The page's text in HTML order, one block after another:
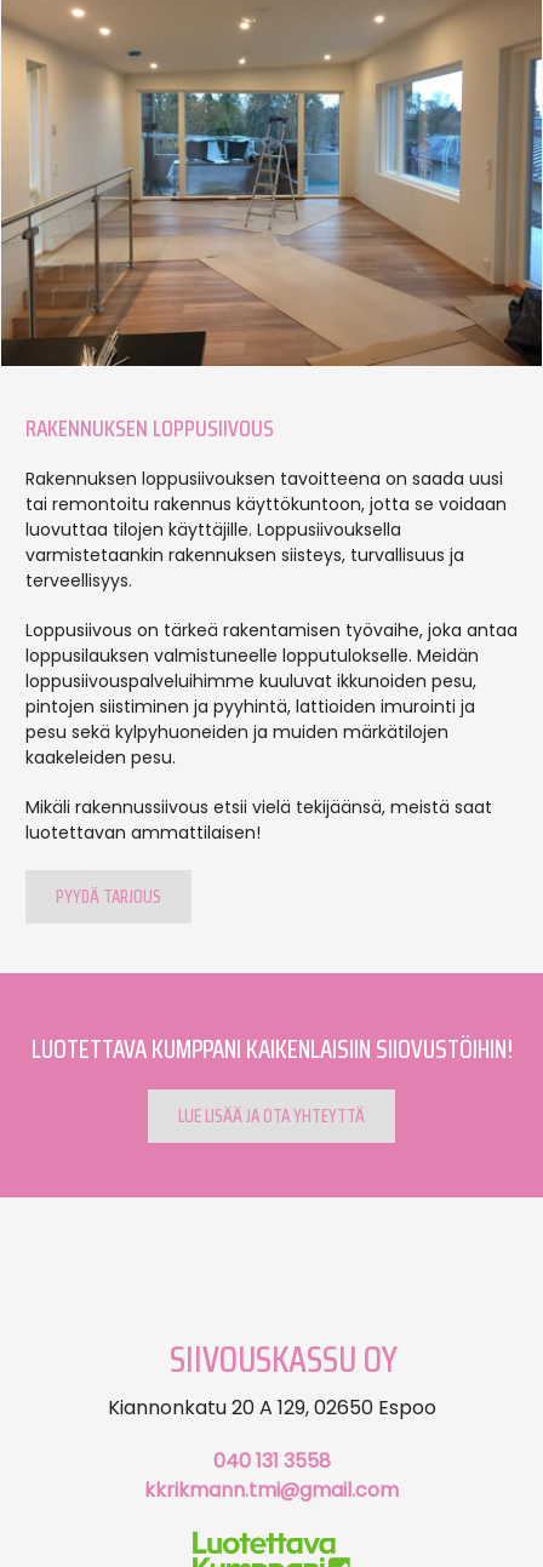
RAKENNUKSEN LOPPUSIIVOUS
Rakennuksen loppusiivouksen tavoitteena on saada uusi
tai remontoitu rakennus käyttökuntoon, jotta se voidaan
luovuttaa tilojen käyttäjille. Loppusiivouksella
varmistetaankin rakennuksen siisteys, turvallisuus ja
terveellisyys.
Loppusiivous on tärkeä rakentamisen työvaihe, joka antaa
loppusilauksen valmistuneelle lopputulokselle. Meidän
loppusiivouspalveluihimme kuuluvat ikkunoiden pesu,
pintojen siistiminen ja pyyhintä, lattioiden imurointi ja
pesu sekä kylpyhuoneiden ja muiden märkätilojen
kaakeleiden pesu.
Mikäli rakennussiivous etsii vielä tekijäänsä, meistä saat
luotettavan ammattilaisen!
PYYDÄ TARJOUS
LUOTETTAVA KUMPPANI KAIKENLAISIIN SIIOVUSTÖIHIN!
LUE LISÄÄ JA OTA YHTEYTTÄ
SIIVOUSKASSU OY
Kiannonkatu 20 A 129, 02650 Espoo
040 131 3558
kkrikmann.tmi@gmail.com